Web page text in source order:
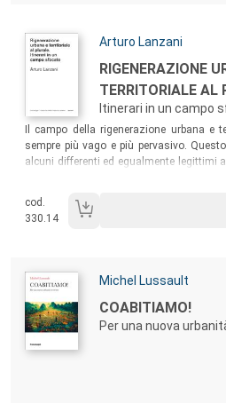
imponenti e rapidissimi.
Autori:
Arturo Lanzani
Titolo:
RIGENERAZIONE
TERRITORIALE AL
Itinerari in un campo
Sommario:
Il campo della rigenerazione urbana e
sempre più vago e più pervasivo.
alcuni differenti ed egualmente legittimi
loro radici e soprattutto le
affrontare, dall’attenzione alla varietà dei
cui è chiamata a operare ai legami
pianificatorie.
cod.
330.14
Autori:
Michel Lussault
Titolo:
COABITIAMO!
Per una nuova